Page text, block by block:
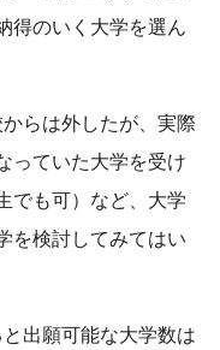
得のいく大学を選ん
らは外したが、実際
っていた大学を受け
でも可）など、大学
を検討してみてはい
出願可能な大学数は